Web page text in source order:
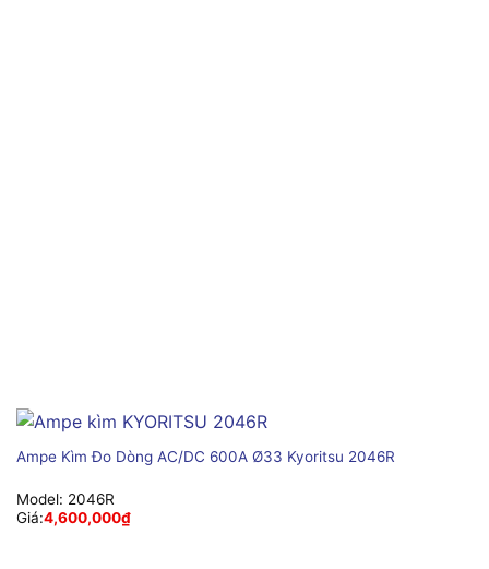
Ampe Kìm Đo Dòng AC/DC 600A Ø33 Kyoritsu 2046R
Model: 2046R
Giá:4,600,000₫